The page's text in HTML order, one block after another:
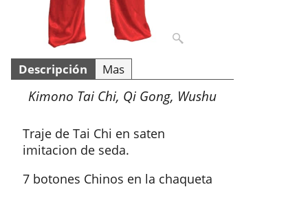
Descripción Mas
Kimono Tai Chi, Qi Gong, Wushu
Traje de Tai Chi en saten
imitacion de seda.
7 botones Chinos en la chaqueta